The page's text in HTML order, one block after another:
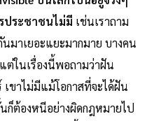
ประชาชนไม่มี เช่นเราถาม
นมาเยอะแยะมากมาย บางคน
ต่ในเรื่องนี้พอถามว่าฝัน
ขาไม่มีแม้โอกาสที่จะได้ฝัน
ก็ต้องหนีอย่างผิดกฎหมายไป